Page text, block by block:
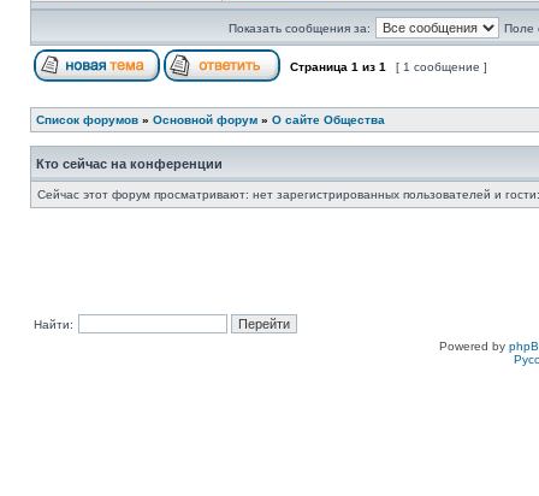
Показать сообщения за: Поле
Страница 1 из 1 [ 1 сообщение ]
Список форумов » Основной форум » О сайте Общества
Кто сейчас на конференции
Сейчас этот форум просматривают: нет зарегистрированных пользователей и
Найти:
Powered by